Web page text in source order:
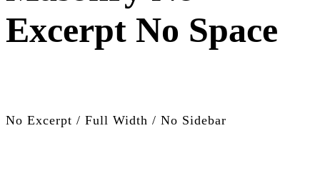
Excerpt No Space
No Excerpt / Full Width / No Sidebar